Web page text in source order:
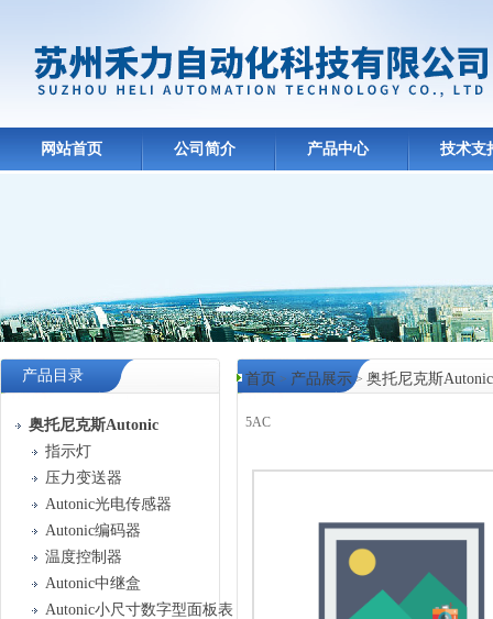
网站首页 公司简介 产品中心 技术支
产品目录
奥托尼克斯Autonic
指示灯
压力变送器
Autonic光电传感器
Autonic编码器
温度控制器
Autonic中继盒
Autonic小尺寸数字型面板表
首页 > 产品展示> 奥托尼克斯Autonic
5AC